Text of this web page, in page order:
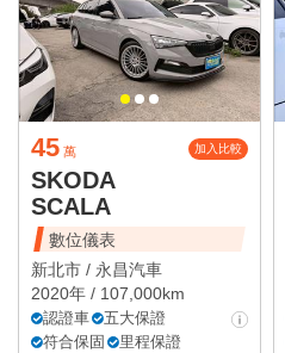
45 萬 加入比較
SKODA
SCALA
數位儀表
新北市 / 永昌汽車
2020年 / 107,000km
認證車
五大保證
符合保固
里程保證